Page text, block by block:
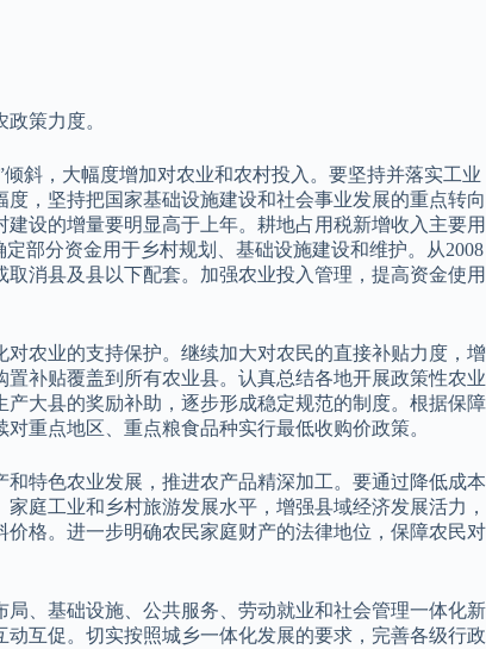
策力度。
斜，大幅度增加对农业和农村投入。要坚持并落实工业
，坚持把国家基础设施建设和社会事业发展的重点转向
设的增量要明显高于上年。耕地占用税新增收入主要用
部分资金用于乡村规划、基础设施建设和维护。从2008
消县及县以下配套。加强农业投入管理，提高资金使用
农业的支持保护。继续加大对农民的直接补贴力度，增
补贴覆盖到所有农业县。认真总结各地开展政策性农业
大县的奖励补助，逐步形成稳定规范的制度。根据保障
重点地区、重点粮食品种实行最低收购价政策。
特色农业发展，推进农产品精深加工。要通过降低成本
庭工业和乡村旅游发展水平，增强县域经济发展活力，
格。进一步明确农民家庭财产的法律地位，保障农民对
、基础设施、公共服务、劳动就业和社会管理一体化新
互促。切实按照城乡一体化发展的要求，完善各级行政